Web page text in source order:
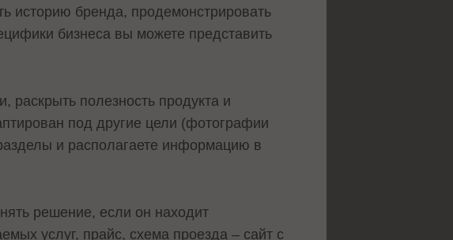
историю бренда, продемонстрировать
бизнеса вы можете представить
раскрыть полезность продукта и
под другие цели (фотографии
и располагаете информацию в
решение, если он находит
услуг, прайс, схема проезда – сайт с